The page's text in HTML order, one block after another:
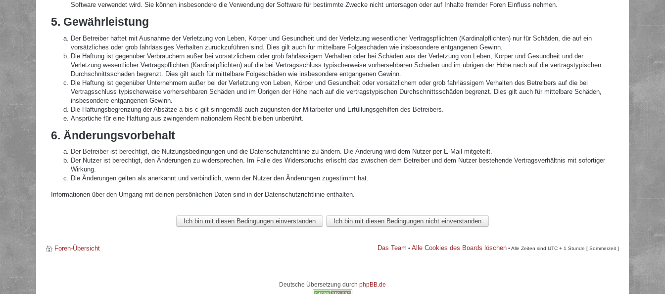
Software verwendet wird. Sie können insbesondere die Verwendung der Software für bestimmte Zwecke nicht untersagen oder auf Inhalte fremder Foren Einfluss nehmen.
5. Gewährleistung
Der Betreiber haftet mit Ausnahme der Verletzung von Leben, Körper und Gesundheit und der Verletzung wesentlicher Vertragspflichten (Kardinalpflichten) nur für Schäden, die auf ein
vorsätzliches oder grob fahrlässiges Verhalten zurückzuführen sind. Dies gilt auch für mittelbare Folgeschäden wie insbesondere entgangenen Gewinn.
Die Haftung ist gegenüber Verbrauchern außer bei vorsätzlichem oder grob fahrlässigem Verhalten oder bei Schäden aus der Verletzung von Leben, Körper und Gesundheit und der
Verletzung wesentlicher Vertragspflichten (Kardinalpflichten) auf die bei Vertragsschluss typischerweise vorhersehbaren Schäden und im übrigen der Höhe nach auf die vertragstypischen
Durchschnittsschäden begrenzt. Dies gilt auch für mittelbare Folgeschäden wie insbesondere entgangenen Gewinn.
Die Haftung ist gegenüber Unternehmern außer bei der Verletzung von Leben, Körper und Gesundheit oder vorsätzlichem oder grob fahrlässigem Verhalten des Betreibers auf die bei
Vertragsschluss typischerweise vorhersehbaren Schäden und im Übrigen der Höhe nach auf die vertragstypischen Durchschnittsschäden begrenzt. Dies gilt auch für mittelbare Schäden,
insbesondere entgangenen Gewinn.
Die Haftungsbegrenzung der Absätze a bis c gilt sinngemäß auch zugunsten der Mitarbeiter und Erfüllungsgehilfen des Betreibers.
Ansprüche für eine Haftung aus zwingendem nationalem Recht bleiben unberührt.
6. Änderungsvorbehalt
Der Betreiber ist berechtigt, die Nutzungsbedingungen und die Datenschutzrichtlinie zu ändern. Die Änderung wird dem Nutzer per E-Mail mitgeteilt.
Der Nutzer ist berechtigt, den Änderungen zu widersprechen. Im Falle des Widerspruchs erlischt das zwischen dem Betreiber und dem Nutzer bestehende Vertragsverhältnis mit sofortiger
Wirkung.
Die Änderungen gelten als anerkannt und verbindlich, wenn der Nutzer den Änderungen zugestimmt hat.
Informationen über den Umgang mit deinen persönlichen Daten sind in der Datenschutzrichtlinie enthalten.
Foren-Übersicht Das Team • Alle Cookies des Boards löschen • Alle Zeiten sind UTC + 1 Stunde [ Sommerzeit ]
Deutsche Übersetzung durch phpBB.de